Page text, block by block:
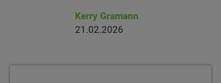
Kerry Gramann
21.02.2026